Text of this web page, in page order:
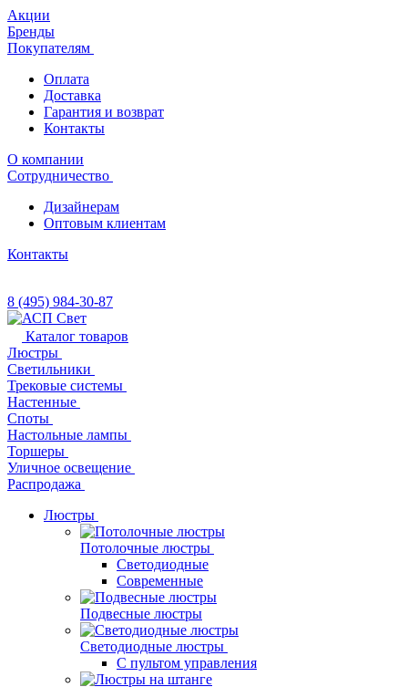
Акции
Бренды
Покупателям
Оплата
Доставка
Гарантия и возврат
Контакты
О компании
Сотрудничество
Дизайнерам
Оптовым клиентам
Контакты
8 (495) 984-30-87
Каталог товаров
Люстры
Светильники
Трековые системы
Настенные
Споты
Настольные лампы
Торшеры
Уличное освещение
Распродажа
Люстры
Потолочные люстры
Светодиодные
Современные
Подвесные люстры
Светодиодные люстры
С пультом управления